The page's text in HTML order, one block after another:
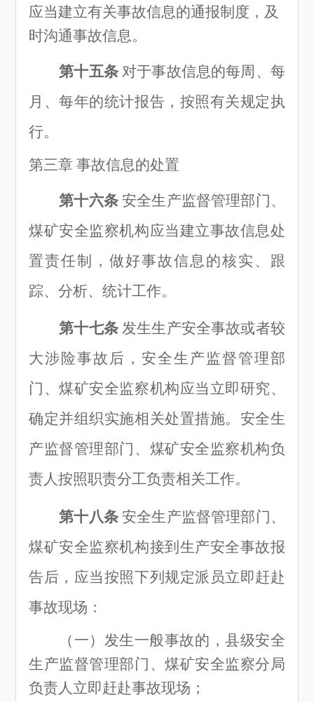
应当建立有关事故信息的通报制度，及
时沟通事故信息。
第十五条 对于事故信息的每周、每
月、每年的统计报告，按照有关规定执
行。
第三章 事故信息的处置
第十六条 安全生产监督管理部门、
煤矿安全监察机构应当建立事故信息处
置责任制，做好事故信息的核实、跟
踪、分析、统计工作。
第十七条 发生生产安全事故或者较
大涉险事故后，安全生产监督管理部
门、煤矿安全监察机构应当立即研究、
确定并组织实施相关处置措施。安全生
产监督管理部门、煤矿安全监察机构负
责人按照职责分工负责相关工作。
第十八条 安全生产监督管理部门、
煤矿安全监察机构接到生产安全事故报
告后，应当按照下列规定派员立即赶赴
事故现场：
（一） 发生一般事故的，县级安全
生产监督管理部门、煤矿安全监察分局
负责人立即赶赴事故现场；